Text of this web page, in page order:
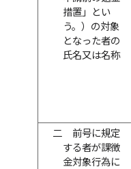
措置」とい
う。）の対象
となった者の
氏名又は名称
二
前号に規定
する者が課徴
金対象行為に